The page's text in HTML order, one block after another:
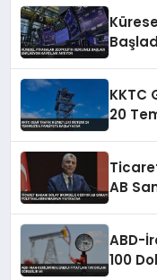
KKTC
20
AB
ABD-
100